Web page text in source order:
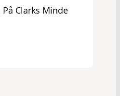
Clarks Minde